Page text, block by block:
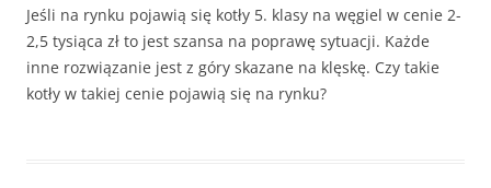
Jeśli na rynku pojawią się kotły 5. klasy na węgiel w cenie 2-
2,5 tysiąca zł to jest szansa na poprawę sytuacji. Każde
inne rozwiązanie jest z góry skazane na klęskę. Czy takie
kotły w takiej cenie pojawią się na rynku?